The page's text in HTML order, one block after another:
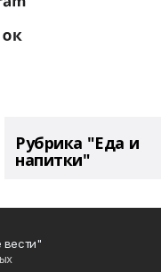
Рубрика "Еда и
напитки"
вести"